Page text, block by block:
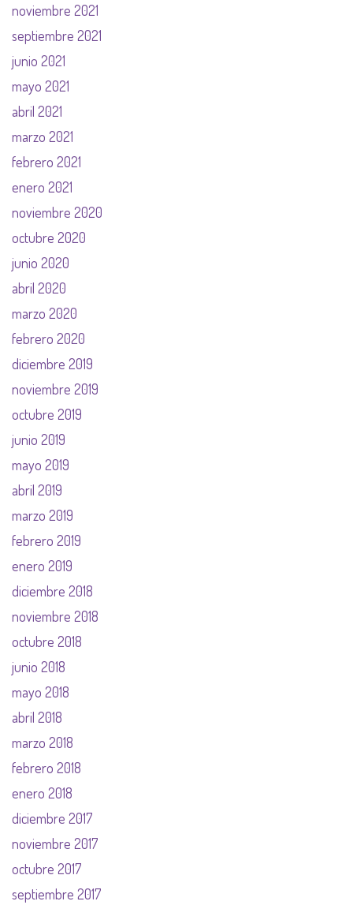
noviembre 2021
septiembre 2021
junio 2021
mayo 2021
abril 2021
marzo 2021
febrero 2021
enero 2021
noviembre 2020
octubre 2020
junio 2020
abril 2020
marzo 2020
febrero 2020
diciembre 2019
noviembre 2019
octubre 2019
junio 2019
mayo 2019
abril 2019
marzo 2019
febrero 2019
enero 2019
diciembre 2018
noviembre 2018
octubre 2018
junio 2018
mayo 2018
abril 2018
marzo 2018
febrero 2018
enero 2018
diciembre 2017
noviembre 2017
octubre 2017
septiembre 2017